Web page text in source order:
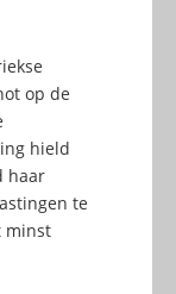
op de
hield
haar
te
minst